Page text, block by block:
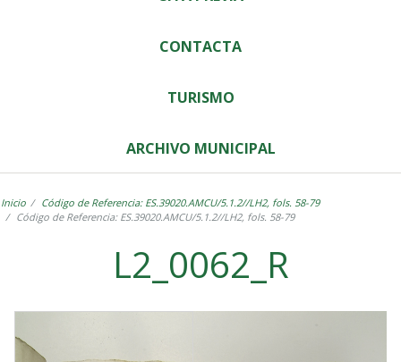
CONTACTA
TURISMO
ARCHIVO MUNICIPAL
Inicio
Código de Referencia: ES.39020.AMCU/5.1.2//LH2, fols. 58-79
Código de Referencia: ES.39020.AMCU/5.1.2//LH2, fols. 58-79
L2_0062_R